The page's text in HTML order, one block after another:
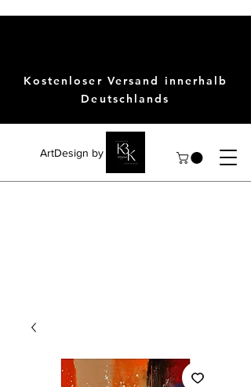
ArtDesign by KBK
Kostenloser Versand innerhalb
Deutschlands